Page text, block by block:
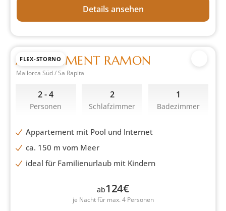
Details ansehen
FLEX-STORNO
APPARTEMENT RAMON
Mallorca Süd / Sa Rapita
2 - 4
Personen
2
Schlafzimmer
1
Badezimmer
Appartement mit Pool und Internet
ca. 150 m vom Meer
ideal für Familienurlaub mit Kindern
ab124€
je Nacht für max. 4 Personen